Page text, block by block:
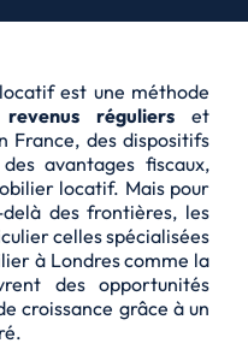
est une méthode
revenus réguliers et
France, des dispositifs
avantages fiscaux,
locatif. Mais pour
des frontières, les
celles spécialisées
à Londres comme la
des opportunités
croissance grâce à un